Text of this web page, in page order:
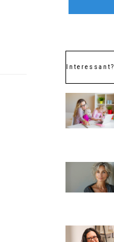
Interessant?